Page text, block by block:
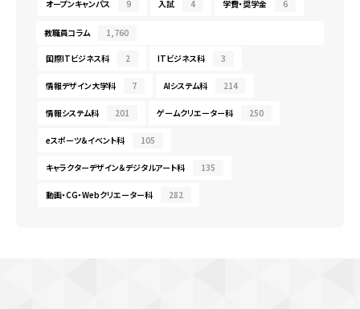
オープンキャンパス 9 入試 4 学費・奨学金 6
教職員コラム 1,760
国際ITビジネス科 2 ITビジネス科 3
情報デザイン大学科 7 AIシステム科 214
情報システム科 201 ゲームクリエーター科 250
eスポーツ＆イベント科 105
キャラクターデザイン＆デジタルアート科 135
動画・CG・Webクリエーター科 282